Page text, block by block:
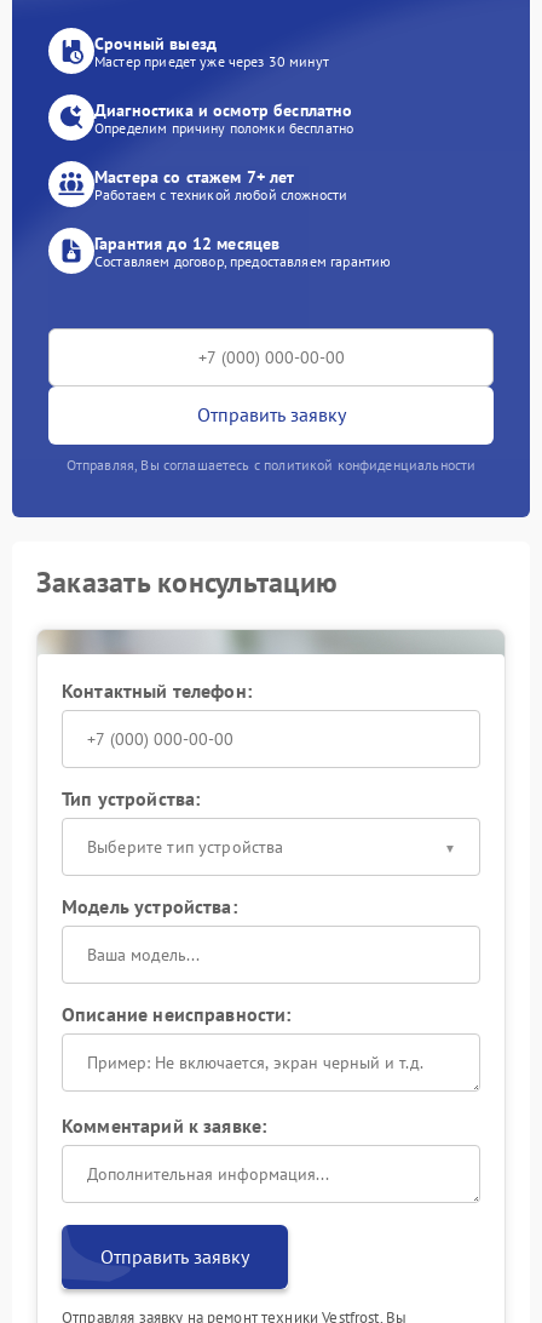
Срочный выезд
Мастер приедет уже через 30 минут
Диагностика и осмотр бесплатно
Определим причину поломки бесплатно
Мастера со стажем 7+ лет
Работаем с техникой любой сложности
Гарантия до 12 месяцев
Составляем договор, предоставляем гарантию
Отправить заявку
Отправляя, Вы соглашаетесь с политикой конфиденциальности
Заказать консультацию
Контактный телефон:
Тип устройства:
Выберите тип устройства
Модель устройства:
Описание неисправности:
Комментарий к заявке:
Отправить заявку
Отправляя заявку на ремонт техники Vestfrost, Вы